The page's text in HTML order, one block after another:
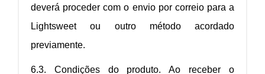
deverá proceder com o envio por correio para a
Lightsweet ou outro método acordado
previamente.
6.3. Condições do produto. Ao receber o